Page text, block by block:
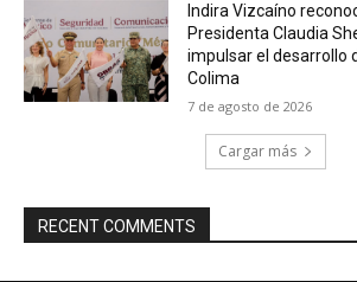
Indira Vizcaíno
Presidenta Claudia
impulsar el desarrollo
Colima
7 de agosto de 2026
Cargar más
RECENT COMMENTS